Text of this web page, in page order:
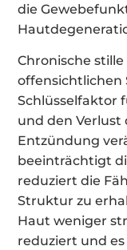
die
Chronische
offensichtlichen
Schlüsselfaktor
und den Verlust
Entzündung
beeinträchtigt
reduziert die
Struktur zu
Haut weniger
reduziert und